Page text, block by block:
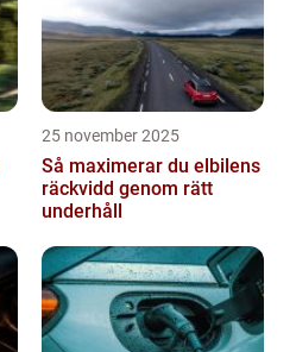
25 november 2025
Så maximerar du elbilens
räckvidd genom rätt
underhåll